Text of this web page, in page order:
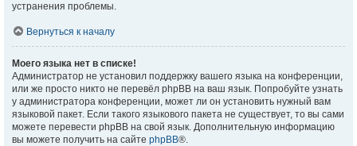
устранения проблемы.
Вернуться к началу
Моего языка нет в списке!
Администратор не установил поддержку вашего языка на конференции,
или же просто никто не перевёл phpBB на ваш язык. Попробуйте узнать
у администратора конференции, может ли он установить нужный вам
языковой пакет. Если такого языкового пакета не существует, то вы сами
можете перевести phpBB на свой язык. Дополнительную информацию
вы можете получить на сайте phpBB®.